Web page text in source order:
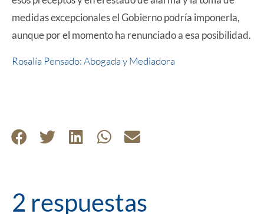
medidas excepcionales el Gobierno podría imponerla,
aunque por el momento ha renunciado a esa posibilidad.
Rosalía Pensado: Abogada y Mediadora
2 respuestas